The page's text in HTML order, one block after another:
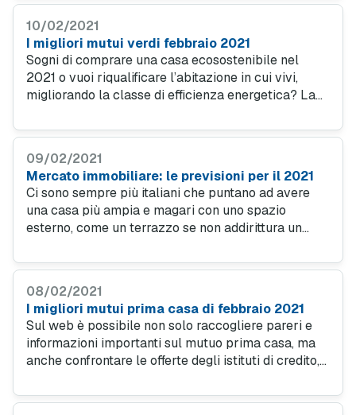
10/02/2021
I migliori mutui verdi febbraio 2021
Sogni di comprare una casa ecosostenibile nel
2021 o vuoi riqualificare l’abitazione in cui vivi,
migliorando la classe di efficienza energetica? La
interesse sono più convenienti.
09/02/2021
Mercato immobiliare: le previsioni per il 2021
Ci sono sempre più italiani che puntano ad avere
una casa più ampia e magari con uno spazio
esterno, come un terrazzo se non addirittura un
aumento delle compravendite e prezzi ancora in
08/02/2021
I migliori mutui prima casa di febbraio 2021
Sul web è possibile non solo raccogliere pareri e
informazioni importanti sul mutuo prima casa, ma
anche confrontare le offerte degli istituti di credito,
situazione differente.